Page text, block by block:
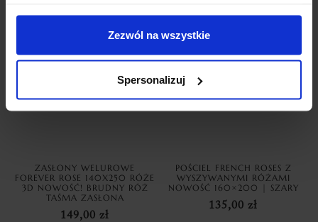
Zezwól na wszystkie
Spersonalizuj
ZASŁONY WELUROWE
FOREVER ROSE 140X250 RÓŻE
3D NOWOŚĆ! BRUDNY RÓŻ
TAŚMA ZASŁONA
149,00 zł
POŚCIEL FRENCH ROSES Z
WYSZYWANYMI RÓŻAMI
NOWOŚĆ 160×200 | SZARY
135,00 zł